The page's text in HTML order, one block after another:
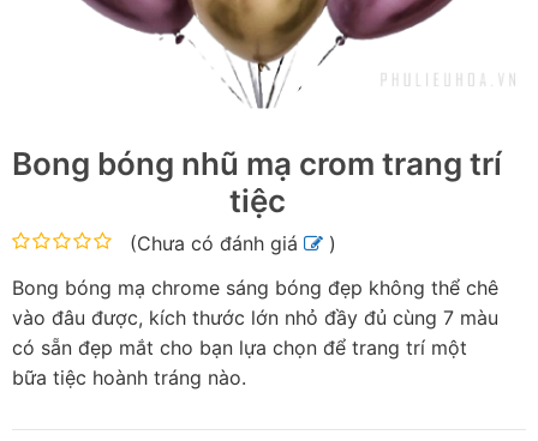
Bong bóng nhũ mạ crom trang trí
tiệc
(Chưa có đánh giá
)
Bong bóng mạ chrome sáng bóng đẹp không thể chê
vào đâu được, kích thước lớn nhỏ đầy đủ cùng 7 màu
có sẵn đẹp mắt cho bạn lựa chọn để trang trí một
bữa tiệc hoành tráng nào.